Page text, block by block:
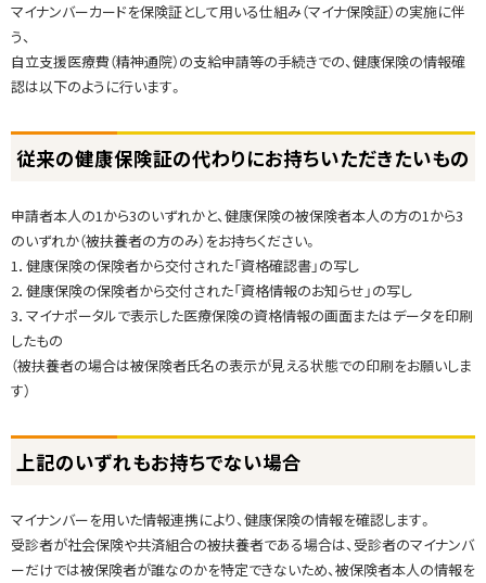
従
来
の
康
保
証
の
に
お
持
い
た
た
い
マイナンバーカードを保険証として用いる仕組み（マイナ保険証）の実施に伴
う、
自立支援医療費（精神通院）の支給申請等の手続きでの、健康保険の情報確
認は以下のように行います。
従来の健康保険証の代わりにお持ちいただきたいもの
申請者本人の1から3のいずれかと、健康保険の被保険者本人の方の1から3
のいずれか（被扶養者の方のみ）をお持ちください。
1．健康保険の保険者から交付された「資格確認書」の写し
2．健康保険の保険者から交付された「資格情報のお知らせ」の写し
3．マイナポータルで表示した医療保険の資格情報の画面またはデータを印刷
したもの
（被扶養者の場合は被保険者氏名の表示が見える状態での印刷をお願いしま
す）
ッ
に
戻
る
上記のいずれもお持ちでない場合
マイナンバーを用いた情報連携により、健康保険の情報を確認します。
受診者が社会保険や共済組合の被扶養者である場合は、受診者のマイナンバ
ーだけでは被保険者が誰なのかを特定できないため、被保険者本人の情報を